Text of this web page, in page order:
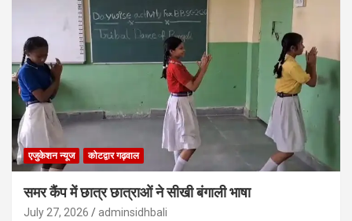
एजुकेशन न्‍यूज कोटद्वार गढ़वाल
समर कैंप में छात्र छात्राओं ने सीखी बंगाली भाषा
July 27, 2026 adminsidhbali